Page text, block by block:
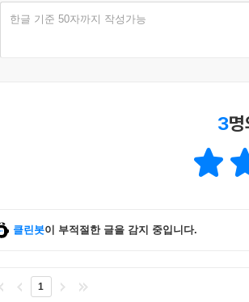
한글 기준 50자까지 작성가능
3
클린봇이 부적절한 글을 감지 중입니다.
1